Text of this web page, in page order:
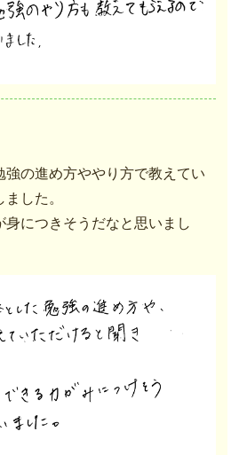
強の進め方ややり方で教えてい
した。
につきそうだなと思いまし